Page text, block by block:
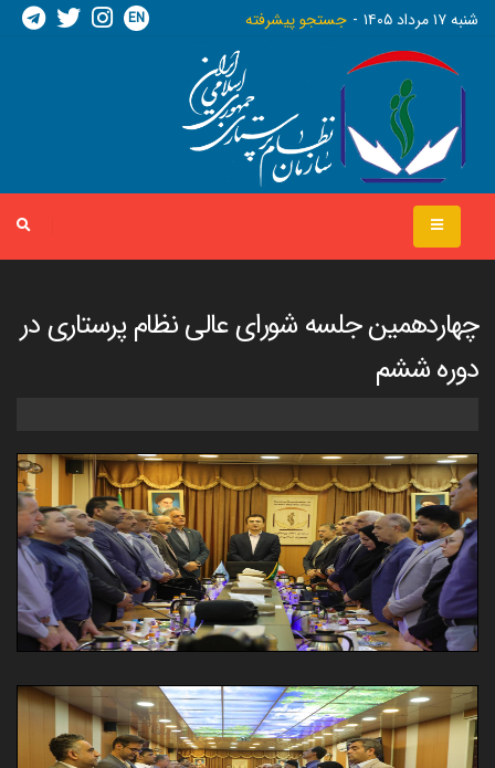
شنبه ١٧ مرداد ١٤٠٥ جستجو پیشرفته EN
چهاردهمین جلسه شورای عالی نظام پرستاری در
دوره ششم